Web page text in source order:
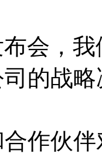
会，
的战
作伙